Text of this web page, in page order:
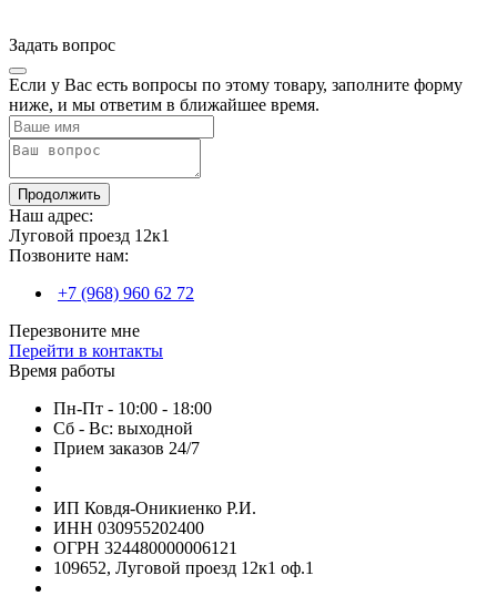
Задать вопрос
Если у Вас есть вопросы по этому товару, заполните форму
ниже, и мы ответим в ближайшее время.
Продолжить
Наш адрес:
Луговой проезд 12к1
Позвоните нам:
+7 (968) 960 62 72
Перезвоните мне
Перейти в контакты
Время работы
Пн-Пт - 10:00 - 18:00
Сб - Вс: выходной
Прием заказов 24/7
ИП Ковдя-Оникиенко Р.И.
ИНН 030955202400
ОГРН 324480000006121
109652, Луговой проезд 12к1 оф.1